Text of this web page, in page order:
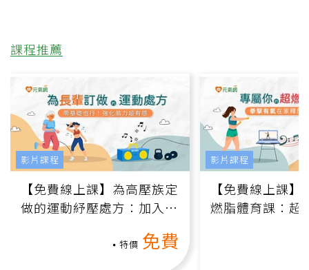
課程推薦
【免費線上課】為高壓族定
做的運動紓壓處方：加入行
特價 免費
影片課程
【免費線上課
燃脂體育課：超
影片課程